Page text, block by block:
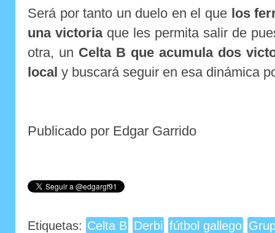
Será por tanto un duelo en el que los
una victoriaque les permita salir de
otra, un Celta B que acumula dos
local y buscará seguir en esa dinámica
Publicado por Edgar Garrido
Etiquetas: Celta B Derbi fútbol gallego